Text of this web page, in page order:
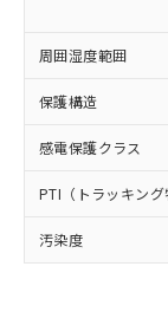
周囲湿度範囲
保護構造
感電保護クラス
PTI（トラッキング
汚染度
在
示
（DBP）
但し、
適用除外項
フタル酸
図的な使用
部品在
月が前
イソブチ
DEHP(フタ
「ｅ」
準値以下
「10」
質が外
及ぼさ
当
該
り